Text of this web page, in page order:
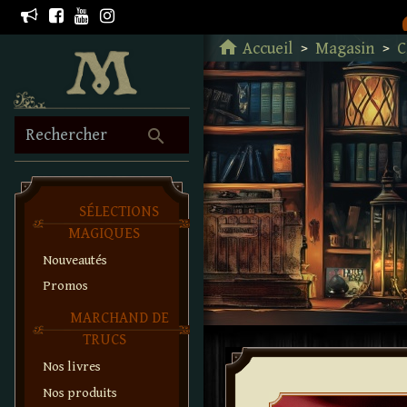
search
Rechercher
SÉLECTIONS
MAGIQUES
Nouveautés
Promos
MARCHAND DE
TRUCS
Nos livres
Nos produits
home Accueil Magasin
Retour à l'accueil